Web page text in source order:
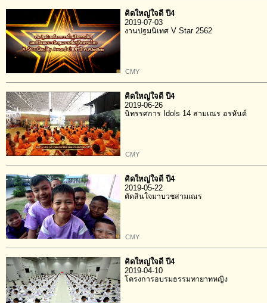
คิดใหญ่ใจดี ปี4
2019-07-03
งานปฐมนิเทศ V Star 2562
CMY
คิดใหญ่ใจดี ปี4
2019-06-26
นิทรรศการ Idols 14 สามเณร อรหันต์
CMY
คิดใหญ่ใจดี ปี4
2019-05-22
ตัดสินใจมาบวชสามเณร
CMY
คิดใหญ่ใจดี ปี4
2019-04-10
โครงการอบรมธรรมทายาทหญิง